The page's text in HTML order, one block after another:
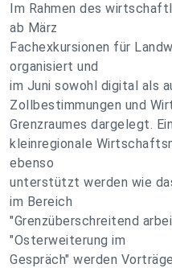
Im Rahmen des
ab März
Fachexkursionen für
organisiert und
im Juni sowohl digital als
Zollbestimmungen und
Grenzraumes dargelegt.
kleinregionale
ebenso
unterstützt werden wie
im Bereich
"Grenzüberschreitend
"Osterweiterung im
Gespräch" werden